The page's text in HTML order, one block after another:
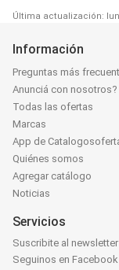
Última actualización:
Información
Preguntas más
Anunciá con nosotros?
Todas las ofertas
Marcas
App de
Quiénes somos
Agregar catálogo
Noticias
Servicios
Suscribite al newsletter
Seguinos en Facebook